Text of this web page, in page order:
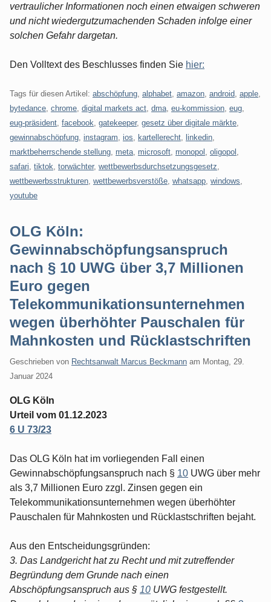
vertraulicher Informationen noch einen etwaigen schweren
und nicht wiedergutzumachenden Schaden infolge einer
solchen Gefahr dargetan.
Den Volltext des Beschlusses finden Sie hier:
Tags für diesen Artikel: abschöpfung alphabet amazon android apple
bytedance chrome digital markets act dma eu-kommission eug
eug-präsident facebook gatekeeper, gesetz über digitale märkte
gewinnabschöpfung instagram ios kartellerecht linkedin
marktbeherrschende stellung meta microsoft monopol oligopol
safari tiktok torwächter, wettbewerbsdurchsetzungsgesetz
wettbewerbsstrukturen wettbewerbsverstöße whatsapp windows
youtube
OLG Köln:
Gewinnabschöpfungsanspruch
nach § 10 UWG über 3,7 Millionen
Euro gegen
Telekommunikationsunternehmen
wegen überhöhter Pauschalen für
Mahnkosten und Rücklastschriften
Geschrieben von Rechtsanwalt Marcus Beckmann am Montag, 29.
Januar 2024
OLG Köln
Urteil vom 01.12.2023
6 U 73/23
Das OLG Köln hat im vorliegenden Fall einen
Gewinnabschöpfungsanspruch nach § 10 UWG über mehr
als 3,7 Millionen Euro zzgl. Zinsen gegen ein
Telekommunikationsunternehmen wegen überhöhter
Pauschalen für Mahnkosten und Rücklastschriften bejaht.
Aus den Entscheidungsgründen:
3. Das Landgericht hat zu Recht und mit zutreffender
Begründung dem Grunde nach einen
Abschöpfungsanspruch aus § 10 UWG festgestellt.